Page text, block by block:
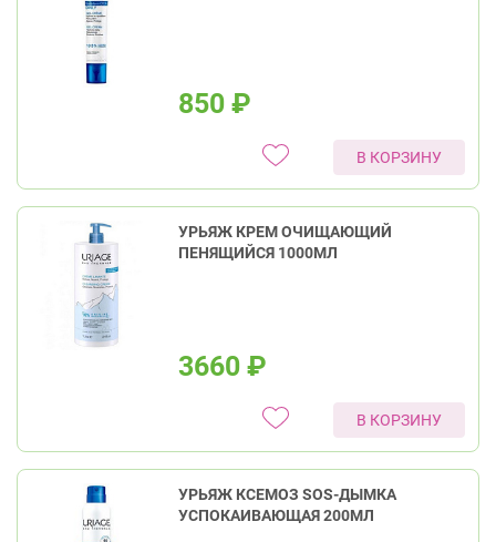
850 ₽
В КОРЗИНУ
УРЬЯЖ КРЕМ ОЧИЩАЮЩИЙ
ПЕНЯЩИЙСЯ 1000МЛ
3660 ₽
В КОРЗИНУ
УРЬЯЖ КСЕМОЗ SOS-ДЫМКА
УСПОКАИВАЮЩАЯ 200МЛ